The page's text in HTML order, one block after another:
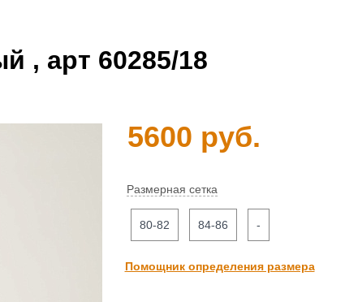
, арт 60285/18
5600 руб.
Размерная сетка
80-82 84-86 -
Помощник определения размера